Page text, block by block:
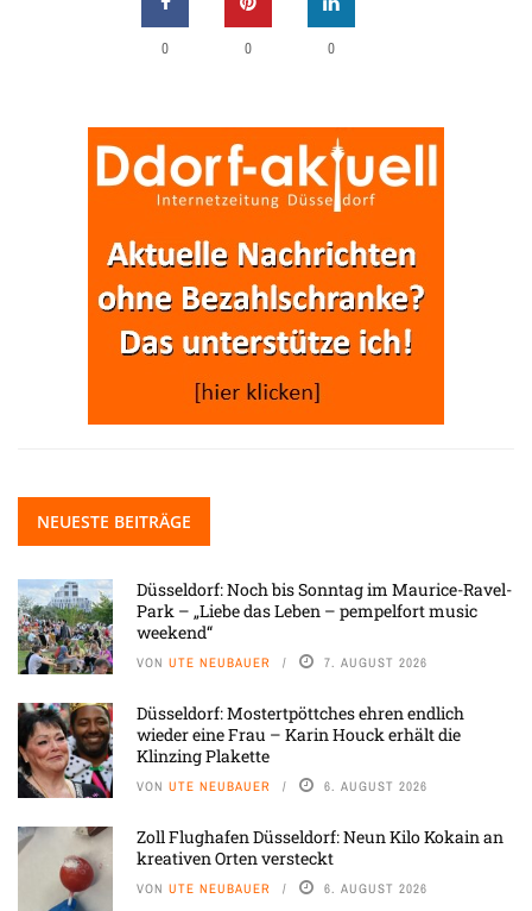
0 0 0
NEUESTE BEITRÄGE
Düsseldorf: Noch bis Sonntag im Maurice-Ravel-
Park – „Liebe das Leben – pempelfort music
weekend“
VON UTE NEUBAUER 7. AUGUST 2026
Düsseldorf: Mostertpöttches ehren endlich
wieder eine Frau – Karin Houck erhält die
Klinzing Plakette
VON UTE NEUBAUER 6. AUGUST 2026
Zoll Flughafen Düsseldorf: Neun Kilo Kokain an
kreativen Orten versteckt
VON UTE NEUBAUER 6. AUGUST 2026